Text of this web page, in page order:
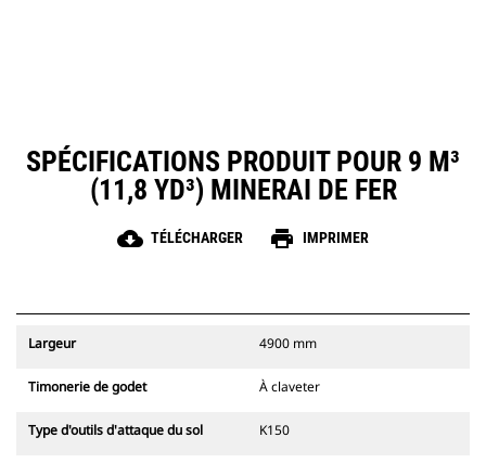
SPÉCIFICATIONS PRODUIT POUR 9 M³
(11,8 YD³) MINERAI DE FER
cloud_download TÉLÉCHARGER print IMPRIMER
Largeur 4900 mm
Timonerie de godet À claveter
Type d'outils d'attaque du sol K150